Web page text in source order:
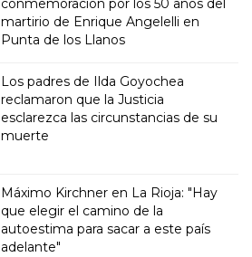
conmemoración por los 50 años del
martirio de Enrique Angelelli en
Punta de los Llanos
Los padres de Ilda Goyochea
reclamaron que la Justicia
esclarezca las circunstancias de su
muerte
Máximo Kirchner en La Rioja: "Hay
que elegir el camino de la
autoestima para sacar a este país
adelante"